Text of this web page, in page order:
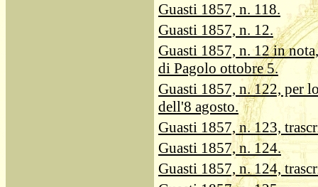
Guasti 1857, n. 118.
Guasti 1857, n. 12.
Guasti 1857, n. 12 in
di Pagolo ottobre 5.
Guasti 1857, n. 122, per
dell'8 agosto.
Guasti 1857, n. 123,
Guasti 1857, n. 124.
Guasti 1857, n. 124,